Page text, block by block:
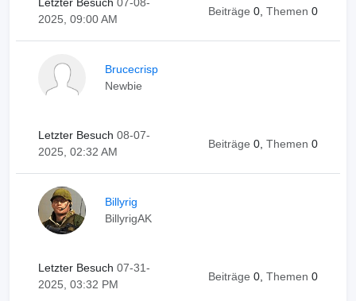
2025, 09:00 AM
Beiträge 0, Themen 0
Brucecrisp
Newbie
Letzter Besuch 08-07-
2025, 02:32 AM
Beiträge 0, Themen 0
Billyrig
BillyrigAK
Letzter Besuch 07-31-
2025, 03:32 PM
Beiträge 0, Themen 0